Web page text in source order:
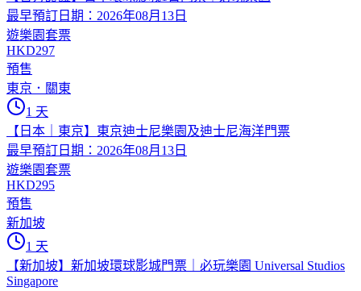
最早預訂日期：2026年08月13日
遊樂園套票
HKD297
預售
東京．關東
1 天
【日本｜東京】東京迪士尼樂園及迪士尼海洋門票
最早預訂日期：2026年08月13日
遊樂園套票
HKD295
預售
新加坡
1 天
【新加坡】新加坡環球影城門票｜必玩樂園 Universal Studios
Singapore